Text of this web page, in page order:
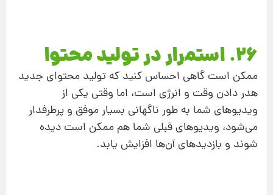
26. استمرار در تولید محتوا
ممکن است گاهی احساس کنید که تولید محتوای جدید
هدر دادن وقت و انرژی است، اما وقتی یکی از
ویدیوهای شما به طور ناگهانی بسیار موفق و پرطرفدار
می‌شود، ویدیوهای قبلی شما هم ممکن است دیده
شوند و بازدیدهای آن‌ها افزایش یابد.